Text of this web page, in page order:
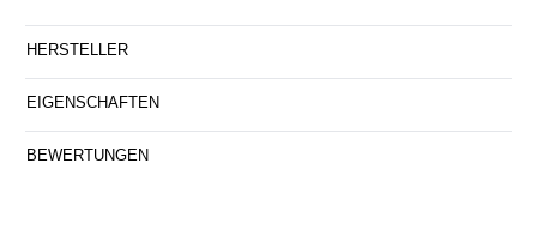
HERSTELLER
EIGENSCHAFTEN
BEWERTUNGEN